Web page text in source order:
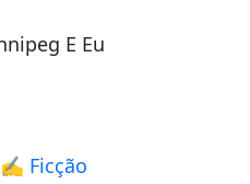
E Eu
✍️ Ficção